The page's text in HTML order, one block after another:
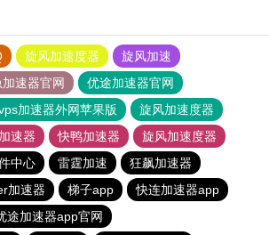
旋风加速度器
旋风加速
速器官网
优途加速器官网
加速器外网苹果版
旋风加速度器
速器 快鸭加速器
旋风加速度器
中心 雷霆加速
狂飙加速器
加速器 梯子app
快连加速器app
途加速器app官网